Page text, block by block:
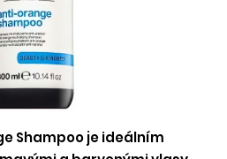
Shampoo je ideálním